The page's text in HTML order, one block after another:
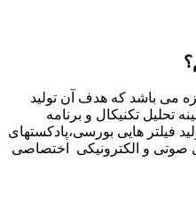
می باشد که هدف آن تولید
تحلیل تکنیکال و برنامه
فیلتر هایی بورسی،پادکستهای
صوتی و الکترونیکی اختصاصی